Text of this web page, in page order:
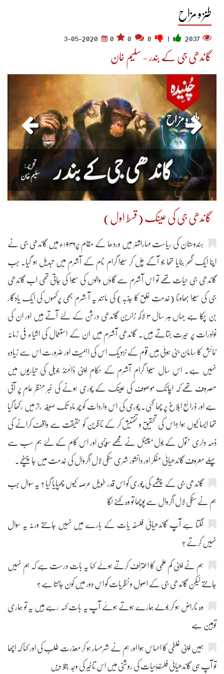
طنز و مزاح
2037
0
3-05-2020
گاندھی جی کے بندر - سلیم خان
گاندھی جی کی عینک (قسط اول)
ہندوستان کی ریاست مہاراشٹر میں وردھا کے مقام پر۱۹۳۶ء میں گاندھی جی نے
اپنا ایک گھر بنایا تھا جو آگے چل کر سیوا گرام نام کے آشرم میں تبدیل ہو گیا۔ جب
گاندھی جی حیات تھے تو اس آشرم سے گاؤں والوں کی سیوا کی جاتی تھی اب گاندھی
جی کی سیوا بھاونا (خدمتِ خلق کا جذبہ) کی مانند یہ آ شرم بھی پرکھوں کی ایک یادگار
بن چکا ہے جہاں ہر سال ۳ لاکھ زائرین گاندھی درشن کے لئے آتے ہیں اور ان کی
نوادرات پر حیرت جتاتے ہیں۔ گاندھی آشرم میں ان کے استعمال کی اشیاء فی زمانہ
نمائش کا سامان بنی ہوئی ہیں قوم کے نزدیک اس کی اہمیت اور ضرورت اس سے زیادہ
نہیں ہے۔ اس سال سیوا گرام آشرم کے حکام اپنی ڈائمنڈ جوبلی کی تیاریوں میں
مصروف تھے کہ اچانک موصوف کی عینک کے چوری ہونے کی خبر منظرِ عام پر آئی
ہے اور ذرائع ابلاغ پر چھا گئی۔ چوری کی اس واردات کو چھ ماہ تک صیغہ راز میں رکھا گیا
تھا ایسا کیوں ہوا ؟اس کی تحقیق و تفتیش کر کے ناظرین کو حقیقت سے واقف کرانے کی
ذمہ داری ’تول کے بول‘چینل نے مجھے سونپی اور اس کام کے لئے ہم سب سے
پہلے معروف گاندھیائی مفکر اور دانشور شری سنکی لال اگروال کی خدمت میں جا پہنچے۔
گاندھی جی کے چشمے کی چوری کو اس قدر طویل عرصہ کیوں چھپایا گیا ؟ یہ سوال جب
ہم نے سنکی لال اگروال سے پوچھا تو وہ کہنے لگا
لگتا ہے آپ گاندھیائی فلسفہ یات کے بارے میں نہیں جانتے ورنہ یہ سوال
نہیں کرتے ؟
ہم نے اپنی کم علمی کا اعتراف کرتے ہوئے کہا یہ بات درست ہے کہ ہم نہیں
جانتے لیکن گاندھی جی کے اصول و نظریات کو اس دور میں کون جانتا ہے ؟
وہ ناراض ہو کر بولے ہمارے ہوتے ہوئے آپ یہ بات کہہ رہے ہیں یہ تو ہماری
توہین ہے
ہمیں اپنی غلطی کا احساس ہوا اور ہم نے شرمسار ہو کر معذرت طلب کی اور کہا کہ اچھا
تو آپ ہی گاندھیائی فلسفۂحیات کی روشنی میں اس تاخیر کی وجہ بتلا دیں